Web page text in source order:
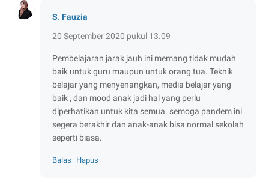
S. Fauzia
20 September 2020 pukul 13.09
Pembelajaran jarak jauh ini memang tidak mudah
baik untuk guru maupun untuk orang tua. Teknik
belajar yang menyenangkan, media belajar yang
baik , dan mood anak jadi hal yang perlu
diperhatikan untuk kita semua. semoga pandem ini
segera berakhir dan anak-anak bisa normal sekolah
seperti biasa.
Balas Hapus